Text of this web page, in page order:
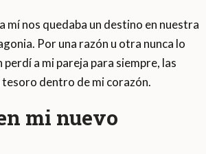
mí nos quedaba un destino en nuestra
Por una razón u otra nunca lo
a mi pareja para siempre, las
dentro de mi corazón.
mi nuevo